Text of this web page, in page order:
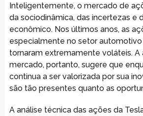
Inteligentemente, o mercado de
da sociodinâmica, das incertezas e
econômico. Nos últimos anos, as
especialmente no setor
tornaram extremamente voláteis. A
mercado, portanto, sugere que
continua a ser valorizada por sua
são tão presentes quanto as
A análise técnica das ações da